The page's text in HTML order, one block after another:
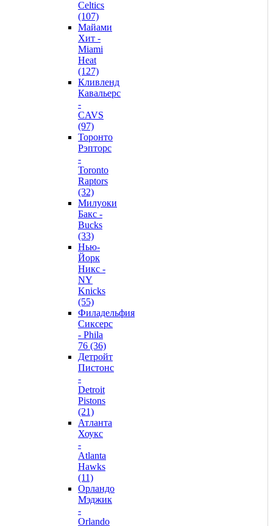
Celtics
(107)
Майами
Хит -
Miami
Heat
(127)
Кливленд
Кавальерс
-
CAVS
(97)
Торонто
Рэпторс
-
Toronto
Raptors
(32)
Милуоки
Бакс -
Bucks
(33)
Нью-
Йорк
Никс -
NY
Knicks
(55)
Филадельфия
Сиксерс
- Phila
76 (36)
Детройт
Пистонс
-
Detroit
Pistons
(21)
Атланта
Хоукс
-
Atlanta
Hawks
(11)
Орландо
Мэджик
-
Orlando